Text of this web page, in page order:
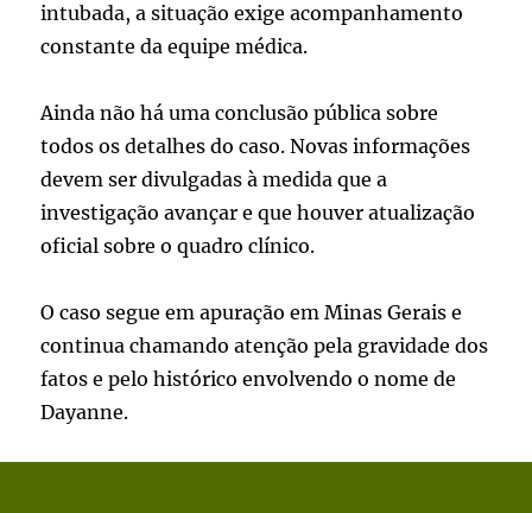
intubada, a situação exige acompanhamento
constante da equipe médica.
Ainda não há uma conclusão pública sobre
todos os detalhes do caso. Novas informações
devem ser divulgadas à medida que a
investigação avançar e que houver atualização
oficial sobre o quadro clínico.
O caso segue em apuração em Minas Gerais e
continua chamando atenção pela gravidade dos
fatos e pelo histórico envolvendo o nome de
Dayanne.